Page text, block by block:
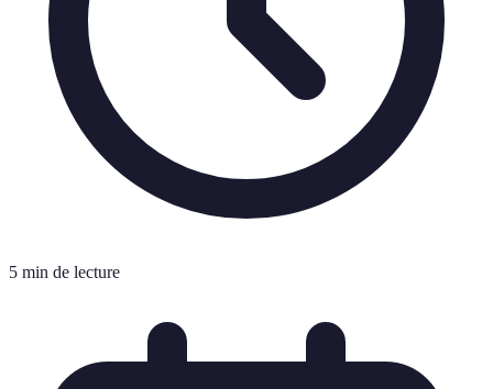
5 min de lecture